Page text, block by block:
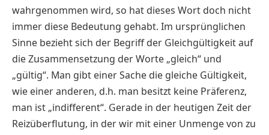
wahrgenommen wird, so hat dieses Wort doch nicht
immer diese Bedeutung gehabt. Im ursprünglichen
Sinne bezieht sich der Begriff der Gleichgültigkeit auf
die Zusammensetzung der Worte „gleich“ und
„gültig“. Man gibt einer Sache die gleiche Gültigkeit,
wie einer anderen, d.h. man besitzt keine Präferenz,
man ist „indifferent“. Gerade in der heutigen Zeit der
Reizüberflutung, in der wir mit einer Unmenge von zu